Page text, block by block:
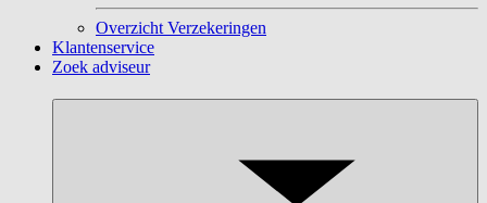
Overzicht Verzekeringen
Klantenservice
Zoek adviseur